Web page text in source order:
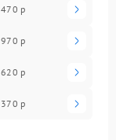
р
970 р
620 р
370 р